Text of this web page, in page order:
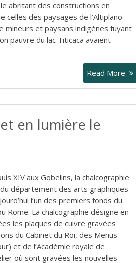
abritant des constructions en
celles des paysages de l’Altiplano
mineurs et paysans indigènes fuyant
pauvre du lac Titicaca avaient
Read More
en lumière le
XIV aux Gobelins, la chalcographie
département des arts graphiques
l’un des premiers fonds du
Rome. La chalcographie désigne en
les plaques de cuivre gravées
du Cabinet du Roi, des Menus
et de l’Académie royale de
où sont gravées les nouvelles